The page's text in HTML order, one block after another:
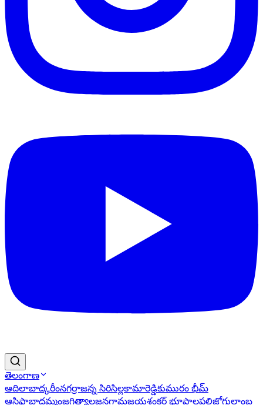
తెలంగాణ
ఆదిలాబాద్కరీంనగర్రాజన్న సిరిసిల్లకామారెడ్డికుమురం భీమ్
ఆసిఫాబాద్ఖమ్మంజగిత్యాలజనగామజయశంకర్ భూపాలపల్లిజోగులాంబ